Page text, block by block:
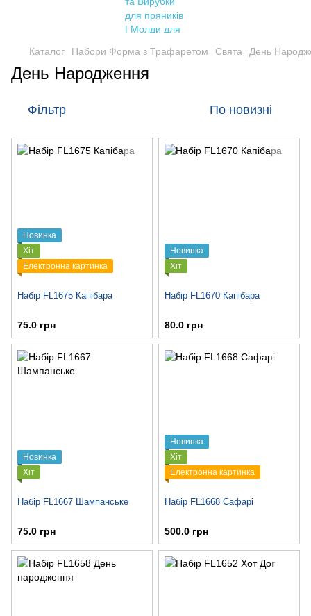
Каталог Набори Форма з Трафаретом Свята День
День Народження
Фільтр По новизні
Новинка
Хіт
Електронна картинка
Набір FL1675 Капібара
75.0 грн
Новинка
Хіт
Набір FL1670 Капібара
80.0 грн
Новинка
Хіт
Набір FL1667 Шампанське
75.0 грн
Новинка
Хіт
Електронна картинка
Набір FL1668 Сафарі
500.0 грн